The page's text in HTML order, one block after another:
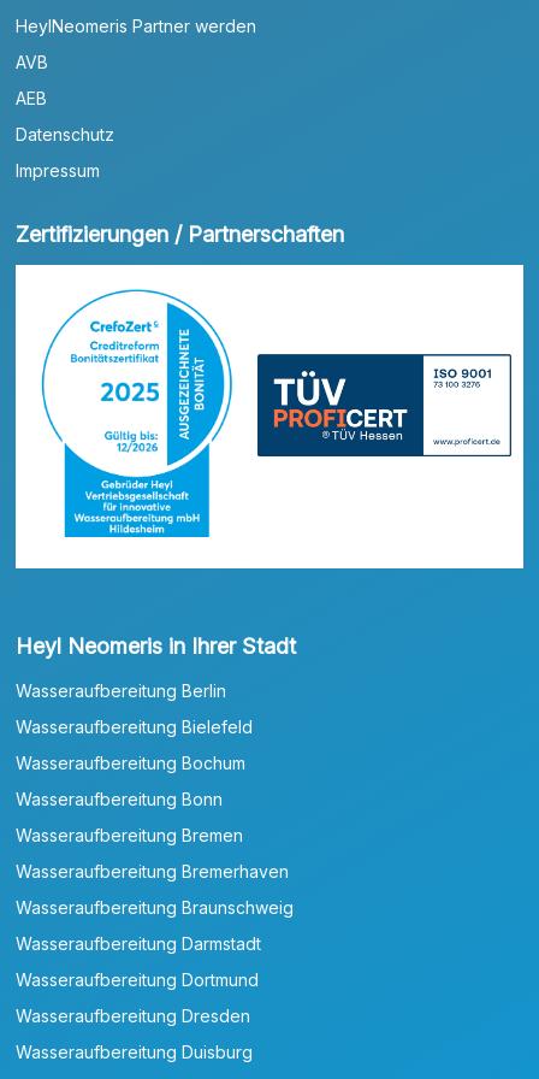
HeylNeomeris Partner werden
AVB
AEB
Datenschutz
Impressum
Zertifizierungen / Partnerschaften
Heyl Neomeris in Ihrer Stadt
Wasseraufbereitung Berlin
Wasseraufbereitung Bielefeld
Wasseraufbereitung Bochum
Wasseraufbereitung Bonn
Wasseraufbereitung Bremen
Wasseraufbereitung Bremerhaven
Wasseraufbereitung Braunschweig
Wasseraufbereitung Darmstadt
Wasseraufbereitung Dortmund
Wasseraufbereitung Dresden
Wasseraufbereitung Duisburg